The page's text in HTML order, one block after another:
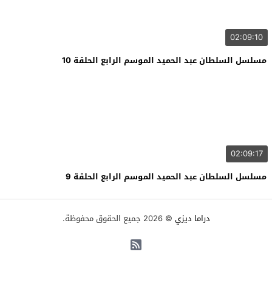
02:09:10
مسلسل السلطان عبد الحميد الموسم الرابع الحلقة 10
02:09:17
مسلسل السلطان عبد الحميد الموسم الرابع الحلقة 9
دراما ديزي © 2026 جميع الحقوق محفوظة.